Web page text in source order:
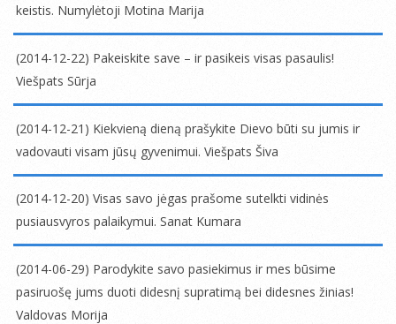
24
keistis. Numylėtoji Motina Marija
2014-
12-
23
(2014-12-22) Pakeiskite save – ir pasikeis visas pasaulis!
Viešpats Sūrja
2014-
12-
22
(2014-12-21) Kiekvieną dieną prašykite Dievo būti su jumis ir
vadovauti visam jūsų gyvenimui. Viešpats Šiva
2014-
12-
21
(2014-12-20) Visas savo jėgas prašome sutelkti vidinės
pusiausvyros palaikymui. Sanat Kumara
2014-
12-
20
(2014-06-29) Parodykite savo pasiekimus ir mes būsime
pasiruošę jums duoti didesnį supratimą bei didesnes žinias!
Valdovas Morija